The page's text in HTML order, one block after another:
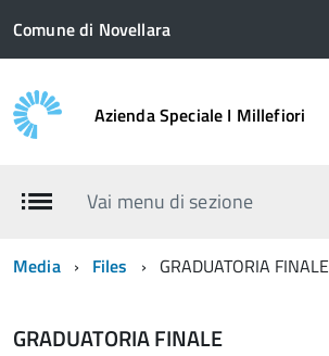
Comune di Novellara
Azienda Speciale I Millefiori
Vai menu di sezione
Media Files GRADUATORIA FINALE
GRADUATORIA FINALE